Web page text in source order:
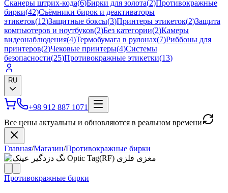
Сканеры штрих-кода(6)Бирки для золота(2)Противокражные
бирки(42)Съёмники бирок и деактиваторы
этикеток(12)Защитные боксы(3)Принтеры этикеток(2)Защита
компьютеров и ноутбуков(2)Без категории(2)Камеры
видеонаблюдения(4)Термобумага в рулонах(7)Риббоны для
принтеров(2)Чековые принтеры(4)Системы
безопасности(25)Противокражные этикетки(13)
RU
+98 912 887 1071
Все цены актуальны и обновляются в реальном времени
Главная/Магазин/Противокражные бирки
Противокражные бирки